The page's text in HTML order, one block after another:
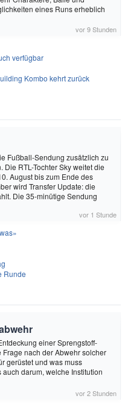
eines Runs erheblich
vor 9 Stunden
verfügbar
Kombo kehrt zurück
Fußball-Sendung zusätzlich zu
RTL-Tochter Sky weitet die
August bis zum Ende des
wird Transfer Update: die
Die 35-minütige Sendung
vor 1 Stunde
Runde
einer Sprengstoff-
nach der Abwehr solcher
gerüstet und was muss
darum, welche Institution
vor 2 Stunden